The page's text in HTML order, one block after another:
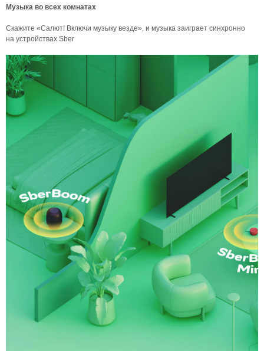
Музыка во всех комнатах
Скажите «Салют! Включи музыку везде», и музыка заиграет синхронно
на устройствах Sber